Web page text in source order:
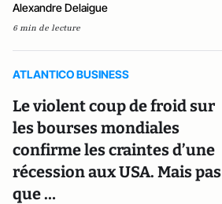
Alexandre Delaigue
6 min de lecture
ATLANTICO BUSINESS
Le violent coup de froid sur
les bourses mondiales
confirme les craintes d’une
récession aux USA. Mais pas
que …